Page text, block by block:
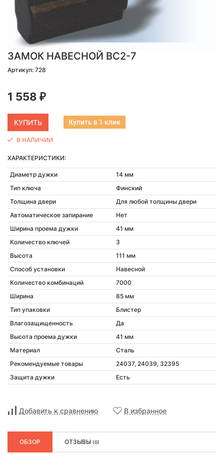
ЗАМОК НАВЕСНОЙ ВС2-7
Артикул: 728
1 558 ₽
Купить в 1 клик
В НАЛИЧИИ
ХАРАКТЕРИСТИКИ:
Диаметр дужки
14 мм
Тип ключа
Финский
Толщина двери
Для любой толщины двери
Автоматическое запирание
Нет
Ширина проема дужки
41 мм
Количество ключей
3
Высота
111 мм
Способ установки
Навесной
Количество комбинаций
7000
Ширина
85 мм
Тип упаковки
Блистер
Влагозащищенность
Да
Высота проема дужки
41 мм
Материал
Сталь
Рекомендуемые товары
24037, 24039, 32395
Защита дужки
Есть
Добавить к сравнению В избранное
ОБЗОР ОТЗЫВЫ (0)